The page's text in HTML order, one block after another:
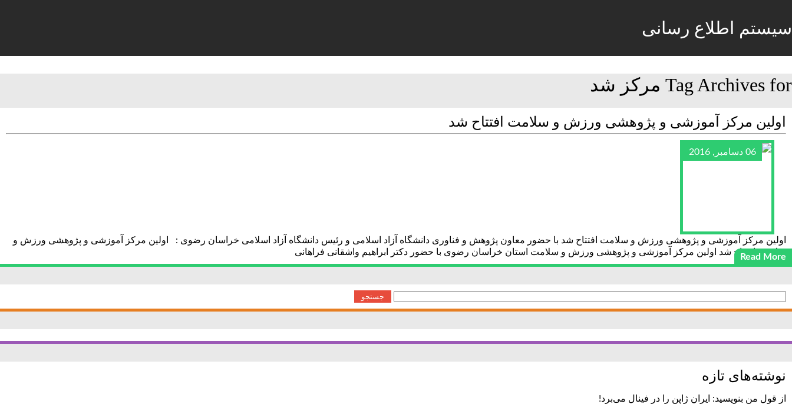
سیستم اطلاع رسانی
Tag Archives for مرکز شد
اولین مرکز آموزشی و پژوهشی ورزش و سلامت افتتاح شد
06 دسامبر, 2016
اولین مرکز آموزشی و پژوهشی ورزش و سلامت افتتاح شد با حضور معاون پژوهش و فناوری دانشگاه آزاد اسلامی و رئیس دانشگاه آزاد اسلامی خراسان رضوی : اولین مرکز آموزشی و پژوهشی ورزش و
سلامت افتتاح شد اولین مرکز آموزشی و پژوهشی ورزش و سلامت استان خراسان رضوی با حضور دکتر ابراهیم واشقانی فراهانی
Read More
برای:
نوشته‌های تازه
از قول من بنویسید: ایران ژاپن را در فینال می‌برد!